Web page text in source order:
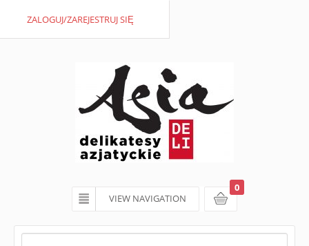
VIEW NAVIGATION
ZALOGUJ/ZAREJESTRUJ SIĘ
koszyk
0